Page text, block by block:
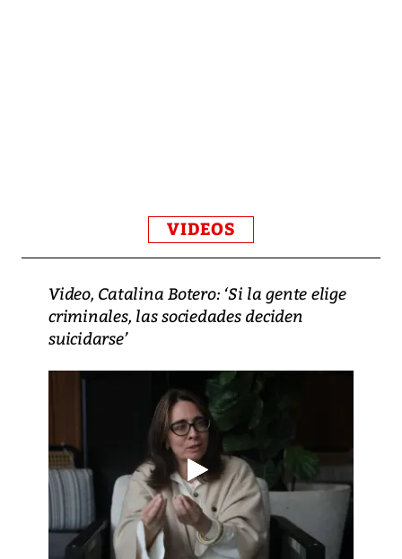
VIDEOS
Video, Catalina Botero: ‘Si la gente elige
criminales, las sociedades deciden
suicidarse’